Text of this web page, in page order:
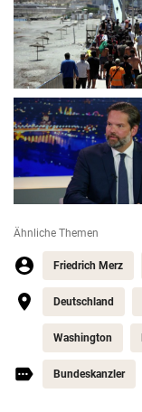
Ähnliche Themen
Friedrich Merz
Deutschland
Washington
Bundeskanzler